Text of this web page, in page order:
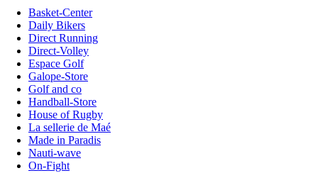
Basket-Center
Daily Bikers
Direct Running
Direct-Volley
Espace Golf
Galope-Store
Golf and co
Handball-Store
House of Rugby
La sellerie de Maé
Made in Paradis
Nauti-wave
On-Fight